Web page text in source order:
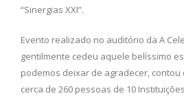
“Sinergias XXI”.
Evento realizado no auditório da A
gentilmente cedeu aquele belíssimo
podemos deixar de agradecer, contou
cerca de 260 pessoas de 10